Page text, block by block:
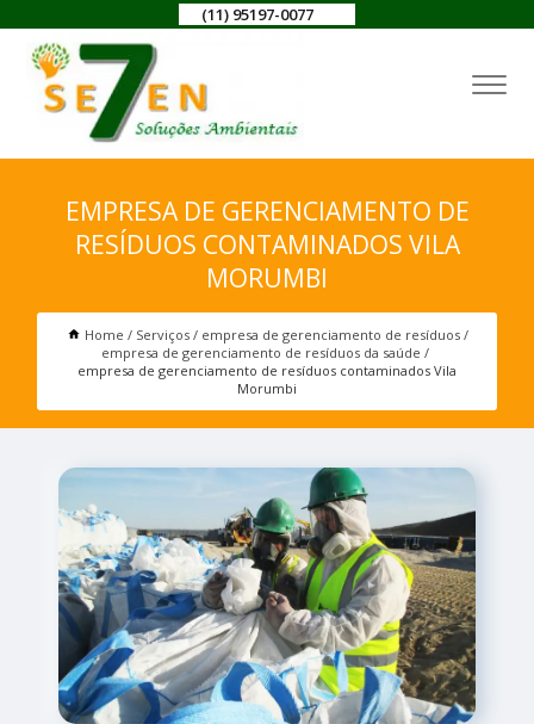
(11) 95197-0077
EMPRESA DE GERENCIAMENTO DE
RESÍDUOS CONTAMINADOS VILA
MORUMBI
Home Serviços
empresa de gerenciamento de resíduos
empresa de gerenciamento de resíduos da saúde
empresa de gerenciamento de resíduos contaminados Vila
Morumbi